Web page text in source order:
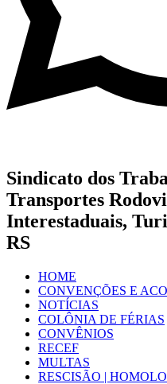
Sindicato dos
Transportes
Interestaduais,
RS
HOME
CONVENÇÕES E
NOTÍCIAS
COLÔNIA DE FÉRIAS
CONVÊNIOS
RECEF
MULTAS
RESCISÃO |